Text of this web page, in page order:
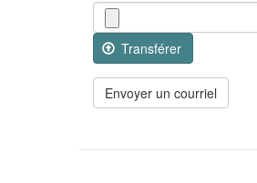
Transférer
Envoyer un courriel